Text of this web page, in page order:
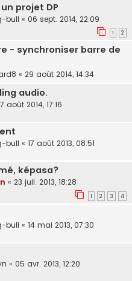
projet DP
bull « 06 sept. 2014, 22:09
1 2
- synchroniser barre de
« 29 août 2014, 14:34
audio.
août 2014, 17:16
bull « 17 août 2013, 08:51
képasa?
« 23 juil. 2013, 18:28
1 2 3 4
bull « 14 mai 2013, 07:30
« 05 avr. 2013, 12:20